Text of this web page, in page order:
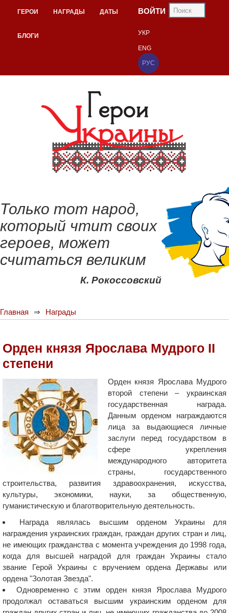
ГЕРОИ НАГРАДЫ ДАТЫ
БЛОГИ
ВОЙТИ
УКР
ENG
РУС
Только тот народ,
который чтит своих
героев, может
считаться великим
К. Рокоссовский
Главная Награды
Орден князя Ярослава Мудрого II
степени
Орден князя Ярослава Мудрого
второй степени – украинская
государственная награда.
Данным орденом награждаются
лица за выдающиеся личные
заслуги перед государством в
сфере укрепления
международного авторитета
страны, государственного
строительства, развития здравоохранения, искусства,
культуры, экономики, науки, за общественную,
гуманистическую и благотворительную деятельность.
Награда являлась высшим орденом Украины для
награждения украинских граждан, граждан других стран и лиц,
не имеющих гражданства с момента учреждения до 1998 года,
когда для высшей наградой для граждан Украины стало
звание Герой Украины с вручением ордена Державы или
ордена "Золотая Звезда".
Одновременно с этим орден князя Ярослава Мудрого
продолжал оставаться высшим украинским орденом для